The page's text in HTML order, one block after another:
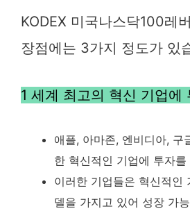
KODEX 미국나스닥100레
장점에는 3가지 정도가 있
1 세계 최고의 혁신 기업에
애플, 아마존, 엔비디아, 구
한 혁신적인 기업에 투자를
이러한 기업들은 혁신적인
델을 가지고 있어 성장 가